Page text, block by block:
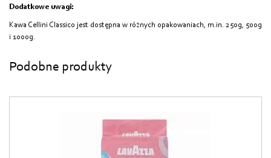
Dodatkowe uwagi:
Kawa Cellini Classico jest dostępna w różnych opakowaniach, m.in. 250g, 500g
i 1000g.
Podobne produkty